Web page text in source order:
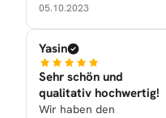
05.10.2023
Yasin
Sehr schön und
qualitativ hochwertig!
Wir haben den